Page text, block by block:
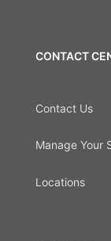
CONTACT
Contact Us
Manage Your
Locations